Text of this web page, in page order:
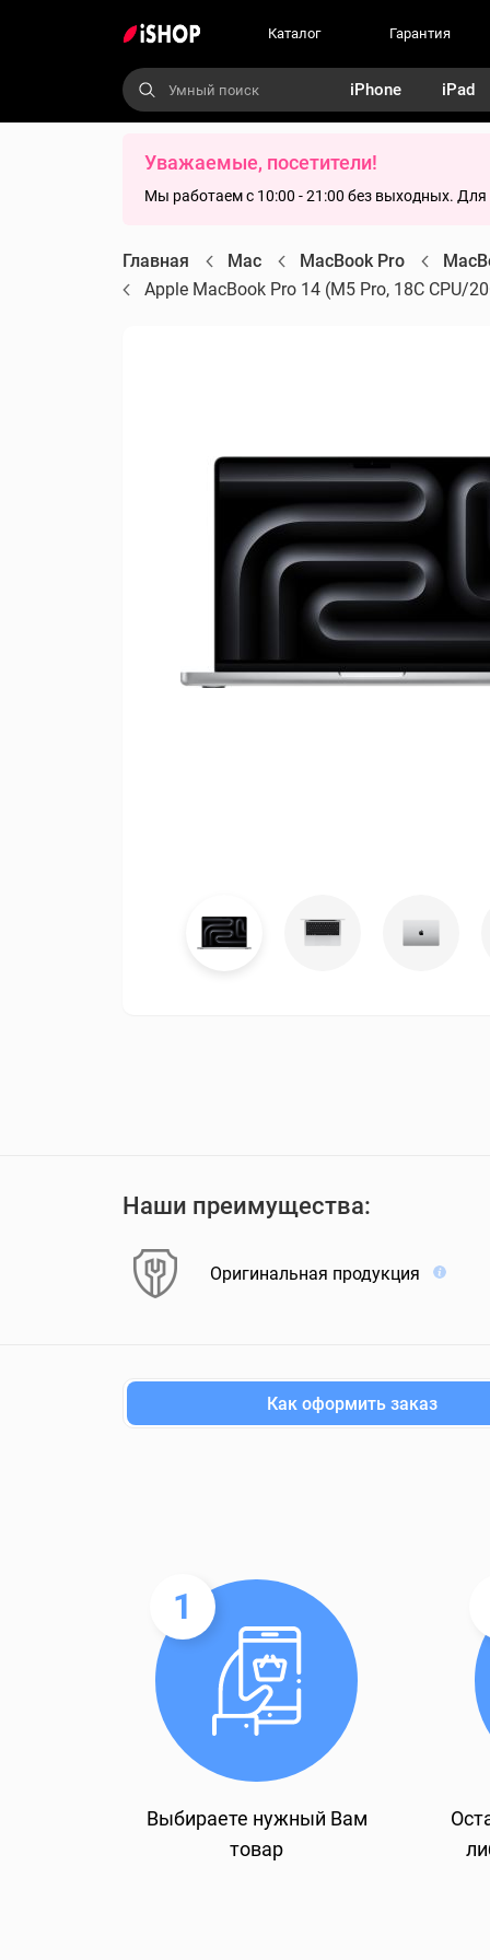
Каталог Гарантия
iPhone iPad
Уважаемые, посетители!
Мы работаем с 10:00 - 21:00 без выходных.
Главная Mac MacBook Pro
Apple MacBook Pro 14 (M5 Pro, 18C CPU/
Наши преимущества:
Оригинальная продукция
Как оформить заказ
1
Выбираете нужный Вам
товар